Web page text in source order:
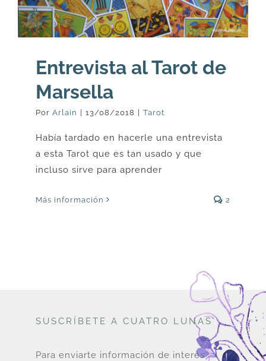
Carrito
Entrevista al Tarot de
Marsella
Por Arlain | 13/08/2018 | Tarot
Había tardado en hacerle una entrevista
a esta Tarot que es tan usado y que
incluso sirve para aprender
Más información 2
SUSCRÍBETE A CUATRO LUNAS
Para enviarte información de interés